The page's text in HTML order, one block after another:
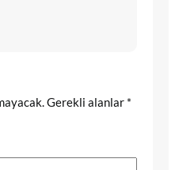
Gerekli alanlar *